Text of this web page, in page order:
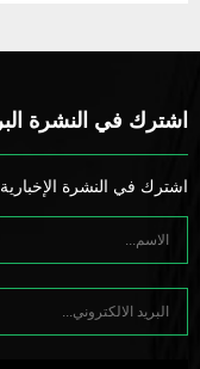
اشترك في النشرة
اشترك في النشرة